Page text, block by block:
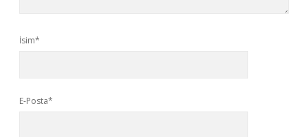
İsim*
E-Posta*